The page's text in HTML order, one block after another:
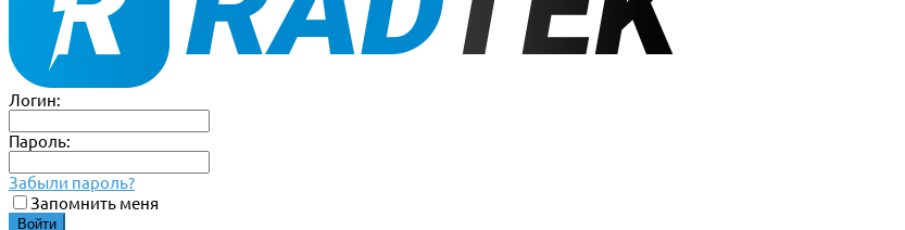
Логин:
Пароль:
Забыли пароль?
Запомнить меня